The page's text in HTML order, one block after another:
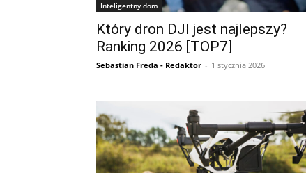
Inteligentny dom
Który dron DJI jest najlepszy?
Ranking 2026 [TOP7]
Sebastian Freda - Redaktor - 1 stycznia 2026